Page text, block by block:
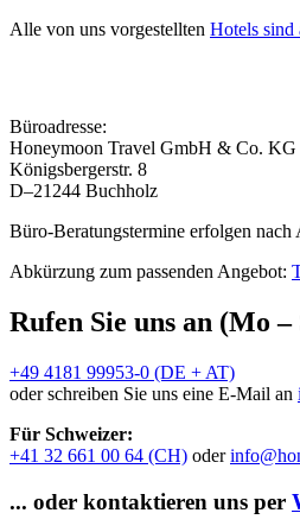
Alle von uns vorgestellten Hotels
Büroadresse:
Honeymoon Travel GmbH & Co. KG
Königsbergerstr. 8
D–21244 Buchholz
Büro-Beratungstermine erfolgen nach
Abkürzung zum passenden Angebot:
Rufen Sie uns an (Mo
+49 4181 99953-0 (DE + AT)
oder schreiben Sie uns eine E-Mail an
Für Schweizer:
+41 32 661 00 64 (CH) oder
... oder kontaktieren uns per